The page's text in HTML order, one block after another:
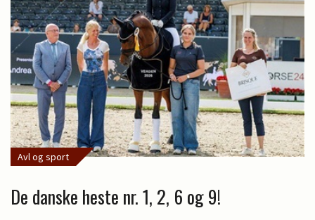
Avl og sport
De danske heste nr. 1, 2, 6 og 9!